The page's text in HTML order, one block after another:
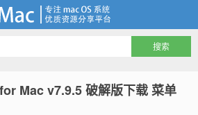
Mac v7.9.5 破解版下载 菜单